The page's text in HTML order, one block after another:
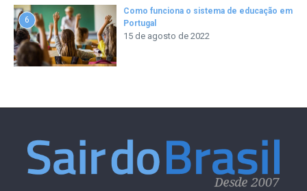
6
Como funciona o sistema de educação em
Portugal
15 de agosto de 2022